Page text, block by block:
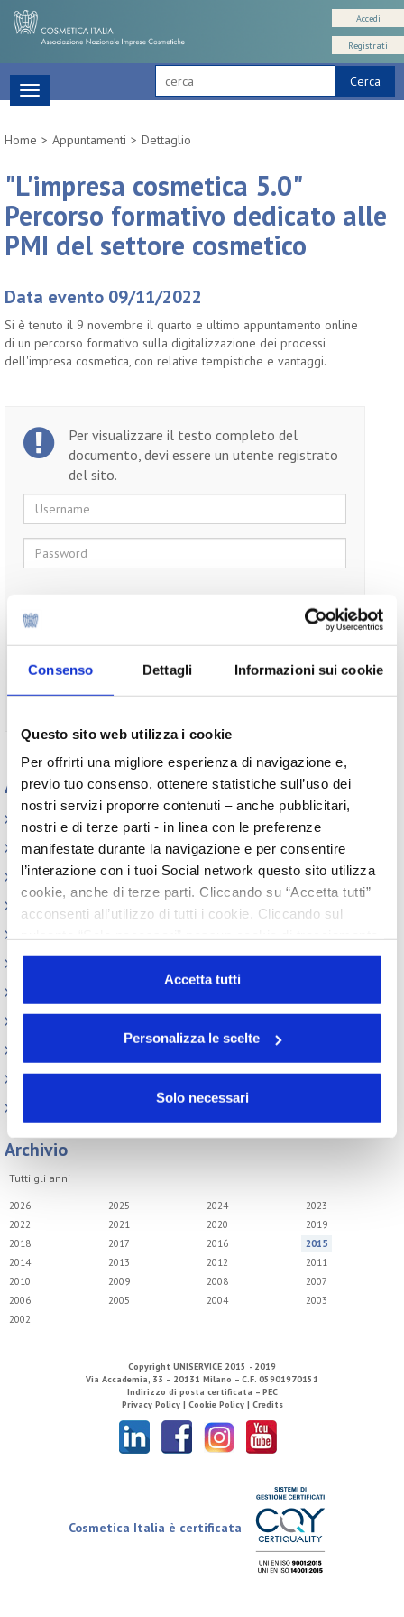
Consenso Dettagli Informazioni sui cookie
Questo sito web utilizza i cookie
Per offrirti una migliore esperienza di navigazione e,
previo tuo consenso, ottenere statistiche sull’uso dei
nostri servizi proporre contenuti – anche pubblicitari,
nostri e di terze parti - in linea con le preferenze
manifestate durante la navigazione e per consentire
l’interazione con i tuoi Social network questo sito utilizza
cookie, anche di terze parti. Cliccando su “Accetta tutti”
acconsenti all’utilizzo di tutti i cookie. Cliccando sul
o profilazione viene utilizzato. Cliccando su
“Personalizza le scelte” è possibile esprimere la propria
volontà in relazione a ciascuna categoria di cookie del
Accetta tutti
Personalizza le scelte
Solo necessari
Cerca
Accedi
Registrati
Toggle
navigation
Home
Appuntamenti Dettaglio
"L'impresa cosmetica 5.0"
Percorso formativo dedicato alle
PMI del settore cosmetico
Data evento 09/11/2022
Si è tenuto il 9 novembre il quarto e ultimo appuntamento online
di un percorso formativo sulla digitalizzazione dei processi
dell'impresa cosmetica, con relative tempistiche e vantaggi.
Per visualizzare il testo completo del
documento, devi essere un utente registrato
del sito.
Username
Password
Appuntamenti
Elenco Completo
Assemblea
Convegno tecnico internazionale
Leonardo Genio e Bellezza
Archivio
Tutti gli anni
2026 2025 2024
2023
2022
2021 2020
2019
2018
2017 2016
2015
2014
2013 2012
2011
2010
2009 2008
2007
2006
2005 2004
2003
2002
Copyright UNISERVICE 2015 - 2019
Via Accademia, 33 – 20131 Milano – C.F. 05901970151
Indirizzo di posta certificata – PEC
Privacy Policy | Cookie Policy | Credits
Cosmetica Italia è certificata